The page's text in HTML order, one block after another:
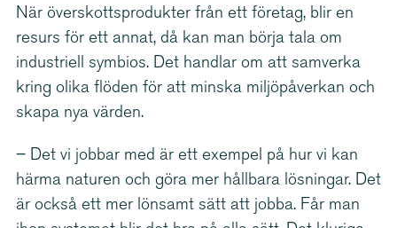
När överskotts­pro­dukter från ett företag, blir en
resurs för ett annat, då kan man börja tala om
industriell symbios. Det handlar om att samverka
kring olika flöden för att minska miljöpåverkan och
skapa nya värden.
– Det vi jobbar med är ett exempel på hur vi kan
härma naturen och göra mer hållbara lösningar. Det
är också ett mer lönsamt sätt att jobba. Får man